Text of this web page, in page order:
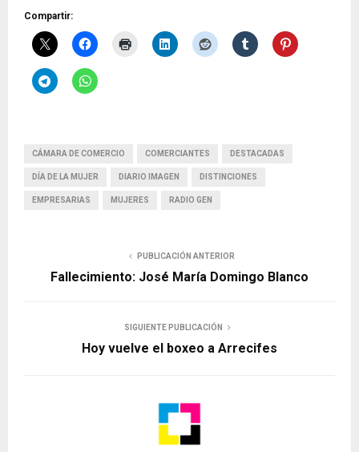
Compartir:
CÁMARA DE COMERCIO COMERCIANTES DESTACADAS
DÍA DE LA MUJER DIARIO IMAGEN DISTINCIONES
EMPRESARIAS MUJERES RADIO GEN
PUBLICACIÓN ANTERIOR
Fallecimiento: José María Domingo Blanco
SIGUIENTE PUBLICACIÓN
Hoy vuelve el boxeo a Arrecifes